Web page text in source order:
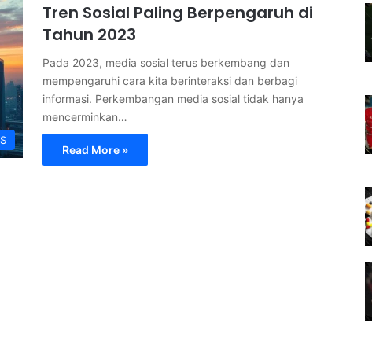
Tren Sosial Paling Berpengaruh di
Tahun 2023
Pada 2023, media sosial terus berkembang dan
mempengaruhi cara kita berinteraksi dan berbagi
informasi. Perkembangan media sosial tidak hanya
mencerminkan…
Read More »